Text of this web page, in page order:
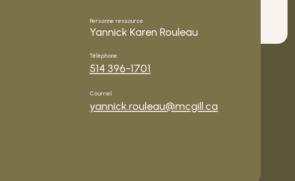
Personne ressource
Yannick Karen Rouleau
Téléphone
514 396-1701
Courriel
yannick.rouleau@mcgill.ca